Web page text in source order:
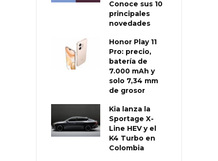
Conoce sus 10
principales
novedades
Honor Play 11
Pro: precio,
batería de
7.000 mAh y
solo 7,34 mm
de grosor
Kia lanza la
Sportage X-
Line HEV y el
K4 Turbo en
Colombia